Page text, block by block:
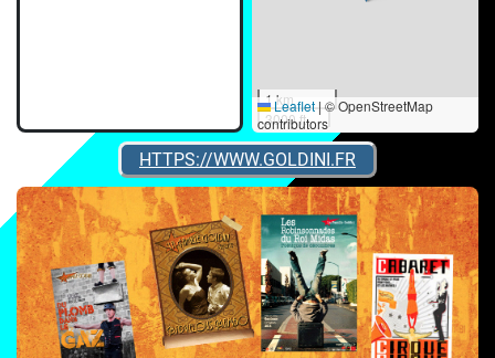
1 km
3000 ft
Leaflet|© OpenStreetMap
contributors
HTTPS://WWW.GOLDINI.FR